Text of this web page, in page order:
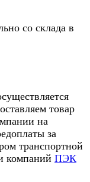
со склада в
товар
на
за
транспортной
компаний ПЭК